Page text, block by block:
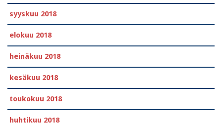
syyskuu 2018
elokuu 2018
heinäkuu 2018
kesäkuu 2018
toukokuu 2018
huhtikuu 2018